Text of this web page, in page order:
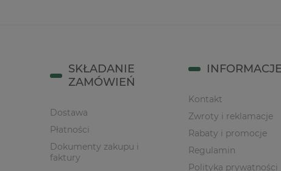
SKŁADANIE
ZAMÓWIEŃ
Dostawa
Płatności
Dokumenty zakupu i
faktury
INFORMACJE
Kontakt
Zwroty i reklamacje
Rabaty i promocje
Regulamin
Polityka prywatności